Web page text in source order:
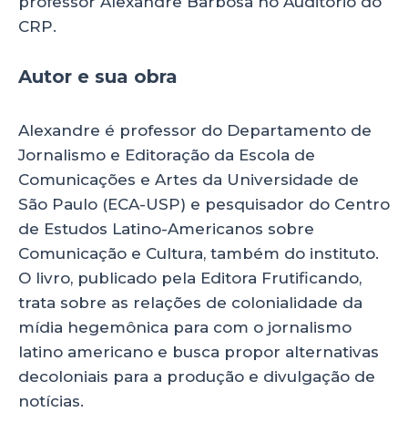
CRP.
Autor e sua obra
Alexandre é professor do Departamento de
Jornalismo e Editoração da Escola de
Comunicações e Artes da Universidade de
São Paulo (ECA-USP) e pesquisador do Centro
de Estudos Latino-Americanos sobre
Comunicação e Cultura, também do instituto.
O livro, publicado pela Editora Frutificando,
trata sobre as relações de colonialidade da
mídia hegemônica para com o jornalismo
latino americano e busca propor alternativas
decoloniais para a produção e divulgação de
notícias.